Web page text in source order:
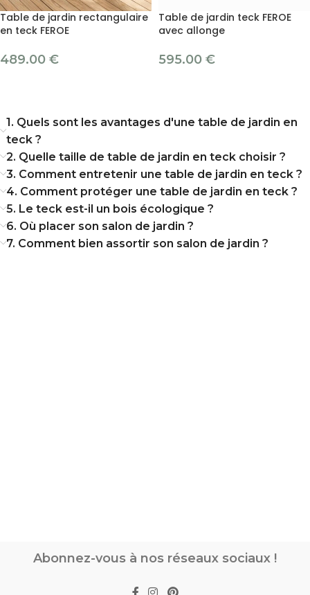
Table de jardin rectangulaire
en teck FEROE
489.00 €
Table de jardin teck FEROE
avec allonge
595.00 €
1. Quels sont les avantages d'une table de jardin en
teck ?
2. Quelle taille de table de jardin en teck choisir ?
3. Comment entretenir une table de jardin en teck ?
4. Comment protéger une table de jardin en teck ?
5. Le teck est-il un bois écologique ?
6. Où placer son salon de jardin ?
7. Comment bien assortir son salon de jardin ?
Abonnez-vous à nos réseaux sociaux !